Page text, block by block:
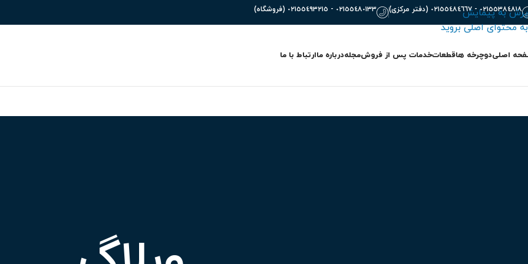
پرش به پیمایش
به محتوای اصلی بروید
٠٢١٥٥٣٨٤٨١٨ - ٠٢١٥٥٤٨٤٦٦٧ (دفتر مرکزی) ٠٢١٥٥٤٨٠١٣٣ - ٠٢١٥٥٤٩٣٢١٥ (فروشگاه)
اصلیدوچرخه هاقطعاتخدمات پس از فروشمجلهدرباره ماارتباط با ما